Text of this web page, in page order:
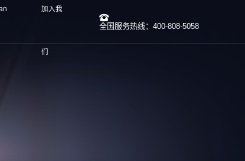
加入我
们
全国服务热线：400-808-5058